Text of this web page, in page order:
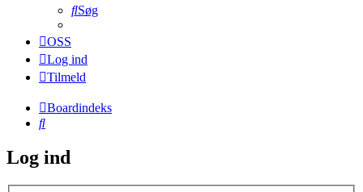
Søg
OSS
Log ind
Tilmeld
Boardindeks
Søg
Log ind